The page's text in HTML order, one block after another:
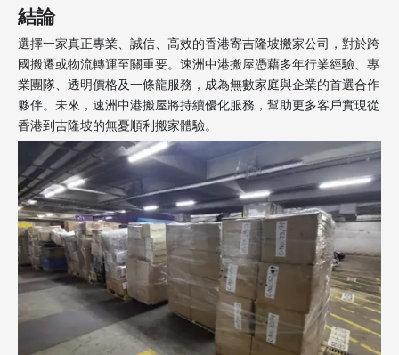
結論
選擇一家真正專業、誠信、高效的香港寄吉隆坡搬家公司，對於跨
國搬遷或物流轉運至關重要。速洲中港搬屋憑藉多年行業經驗、專
業團隊、透明價格及一條龍服務，成為無數家庭與企業的首選合作
夥伴。未來，速洲中港搬屋將持續優化服務，幫助更多客戶實現從
香港到吉隆坡的無憂順利搬家體驗。